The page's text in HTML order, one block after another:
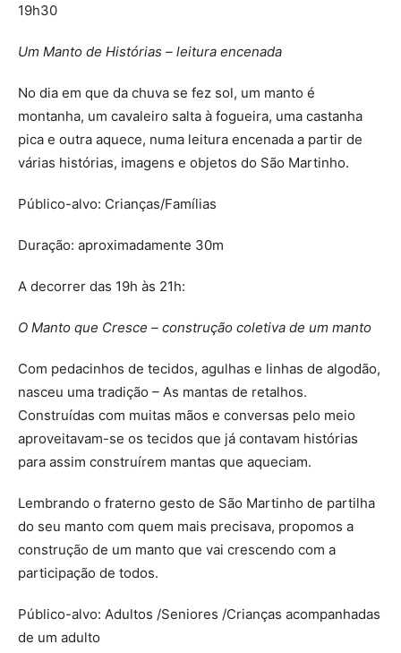
19h30
Um Manto de Histórias – leitura encenada
No dia em que da chuva se fez sol, um manto é
montanha, um cavaleiro salta à fogueira, uma castanha
pica e outra aquece, numa leitura encenada a partir de
várias histórias, imagens e objetos do São Martinho.
Público-alvo: Crianças/Famílias
Duração: aproximadamente 30m
A decorrer das 19h às 21h:
O Manto que Cresce – construção coletiva de um manto
Com pedacinhos de tecidos, agulhas e linhas de algodão,
nasceu uma tradição – As mantas de retalhos.
Construídas com muitas mãos e conversas pelo meio
aproveitavam-se os tecidos que já contavam histórias
para assim construírem mantas que aqueciam.
Lembrando o fraterno gesto de São Martinho de partilha
do seu manto com quem mais precisava, propomos a
construção de um manto que vai crescendo com a
participação de todos.
Público-alvo: Adultos /Seniores /Crianças acompanhadas
de um adulto